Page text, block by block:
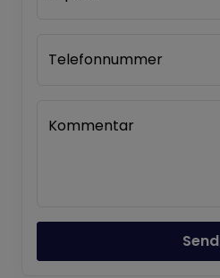
Telefonnummer
Kommentar
Send